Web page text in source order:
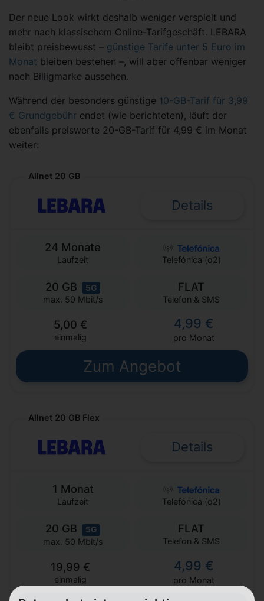
Der neue Look wirkt deshalb weniger verspielt und
mehr nach klassischem Online-Tarifgeschäft. LEBARA
bleibt preisbewusst – günstige Tarife unter 5 Euro im
Monat bleiben bestehen –, will aber offenbar weniger
nach Billigmarke aussehen.
Während der besonders günstige 10-GB-Tarif für 3,99
€ Grundgebühr endet (wie berichteten), läuft der
ebenfalls preiswerte 20-GB-Tarif für 4,99 € im Monat
weiter:
Allnet 20 GB
Details
24 Monate
Laufzeit Telefónica (o2)
20 GB 5G
max. 50 Mbit/s
FLAT
Telefon & SMS
5,00 €
einmalig
4,99 €
pro Monat
Zum Angebot
Allnet 20 GB Flex
Details
1 Monat
Laufzeit Telefónica (o2)
20 GB 5G
max. 50 Mbit/s
FLAT
Telefon & SMS
19,99 €
einmalig
4,99 €
pro Monat